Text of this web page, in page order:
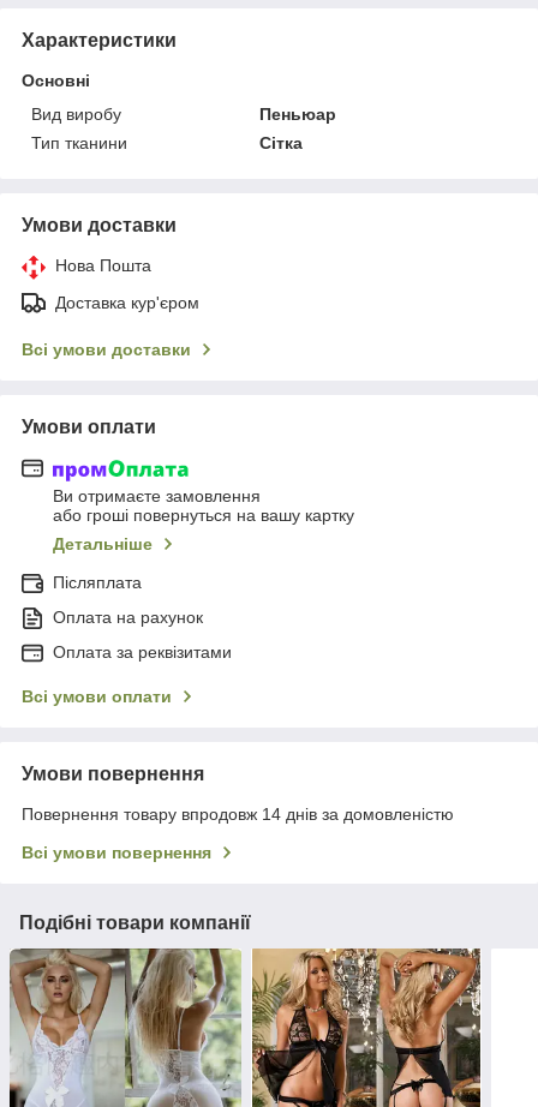
Характеристики
Основні
Вид виробу
Пеньюар
Тип тканини
Сітка
Умови доставки
Нова Пошта
Доставка кур'єром
Всі умови доставки
Умови оплати
Ви отримаєте замовлення
або гроші повернуться на вашу картку
Детальніше
Післяплата
Оплата на рахунок
Оплата за реквізитами
Всі умови оплати
Умови повернення
Повернення товару впродовж 14 днів за домовленістю
Всі умови повернення
Подібні товари компанії